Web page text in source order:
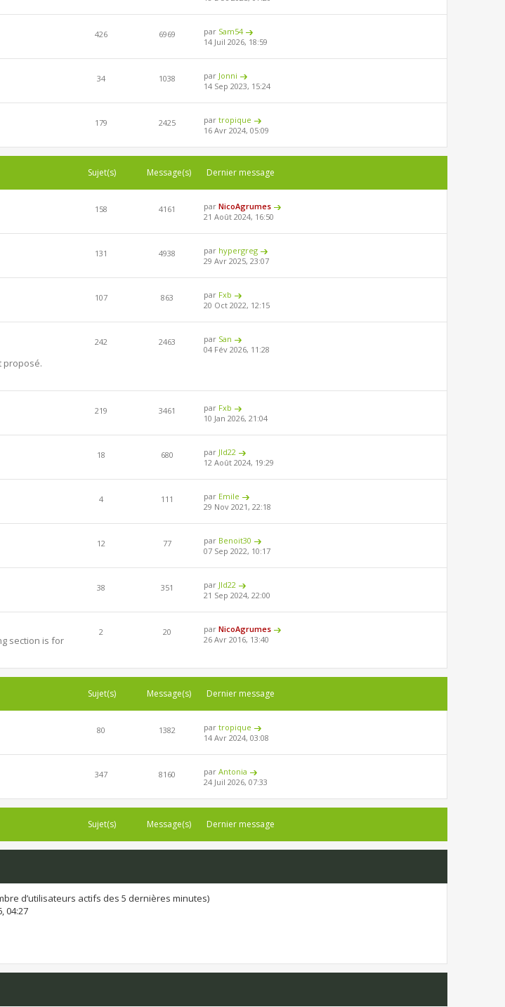
426 6969 par Sam54
14 Juil 2026, 18:59
34 1038 par Jonni
14 Sep 2023, 15:24
179 2425 partropique
16 Avr 2024, 05:09
Sujet(s) Message(s) Dernier message
158 4161 parNicoAgrumes
21 Août 2024, 16:50
131 4938 par hypergreg
29 Avr 2025, 23:07
107 863 par Fxb
20 Oct 2022, 12:15
proposé.
242 2463 par San
04 Fév 2026, 11:28
219 3461 par Fxb
10 Jan 2026, 21:04
18 680 par Jld22
12 Août 2024, 19:29
4 111 par Emile
29 Nov 2021, 22:18
12 77 par Benoit30
07 Sep 2022, 10:17
38 351 par Jld22
21 Sep 2024, 22:00
section is for
2 20 parNicoAgrumes
26 Avr 2016, 13:40
Sujet(s) Message(s) Dernier message
80 1382 partropique
14 Avr 2024, 03:08
347 8160 parAntonia
24 Juil 2026, 07:33
Sujet(s) Message(s) Dernier message
d’utilisateurs actifs des 5 dernières minutes)
04:27